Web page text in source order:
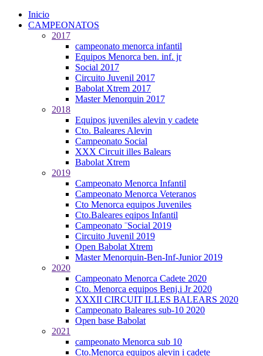
Inicio
CAMPEONATOS
2017
campeonato menorca infantil
Equipos Menorca ben. inf. jr
Social 2017
Circuito Juvenil 2017
Babolat Xtrem 2017
Master Menorquin 2017
2018
Equipos juveniles alevin y cadete
Cto. Baleares Alevin
Campeonato Social
XXX Circuit illes Balears
Babolat Xtrem
2019
Campeonato Menorca Infantil
Campeonato Menorca Veteranos
Cto Menorca equipos Juveniles
Cto.Baleares eqipos Infantil
Campeonato ¨Social 2019
Circuito Juvenil 2019
Open Babolat Xtrem
Master Menorquin-Ben-Inf-Junior 2019
2020
Campeonato Menorca Cadete 2020
Cto. Menorca equipos Benj.i Jr 2020
XXXII CIRCUIT ILLES BALEARS 2020
Campeonato Baleares sub-10 2020
Open base Babolat
2021
campeonato Menorca sub 10
Cto.Menorca equipos alevin i cadete